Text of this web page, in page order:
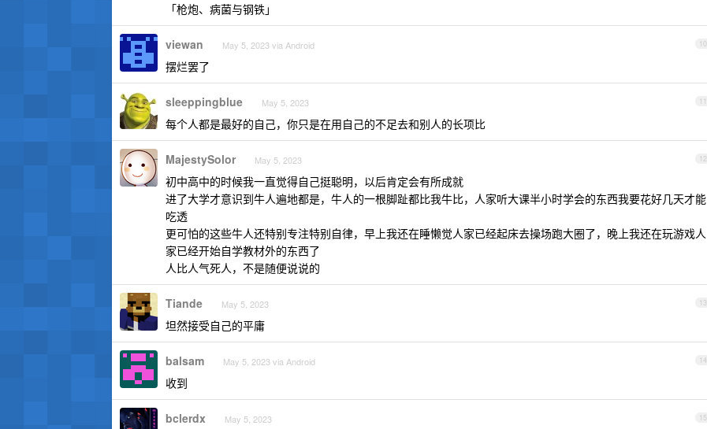
「枪炮、病菌与钢铁」
10
viewan May 5, 2023 via Android
摆烂罢了
11
sleeppingblue May 5, 2023
每个人都是最好的自己，你只是在用自己的不足去和别人的长项比
12
MajestySolor May 5, 2023
初中高中的时候我一直觉得自己挺聪明，以后肯定会有所成就
进了大学才意识到牛人遍地都是，牛人的一根脚趾都比我牛比，人家听大课半小时学会的东西我要花好几天才能
吃透
更可怕的这些牛人还特别专注特别自律，早上我还在睡懒觉人家已经起床去操场跑大圈了，晚上我还在玩游戏人
家已经开始自学教材外的东西了
人比人气死人，不是随便说说的
13
Tiande May 5, 2023
坦然接受自己的平庸
14
balsam May 5, 2023 via Android
收到
15
bclerdx May 5, 2023